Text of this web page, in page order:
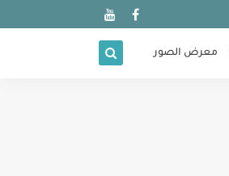
معرض الصور